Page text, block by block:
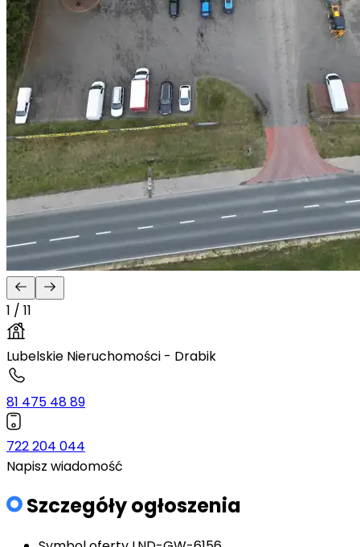
1 / 11
Lubelskie Nieruchomości - Drabik
81 475 48 89
722 204 044
Napisz wiadomość
Szczegóły ogłoszenia